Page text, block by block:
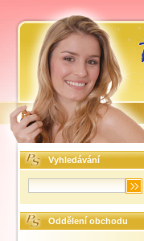
Vyhledávání
Oddělení obchodu